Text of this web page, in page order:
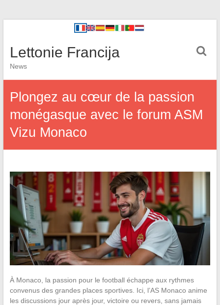
Lettonie Francija
News
Plongez au cœur de la passion
monégasque avec le forum ASM
Vizu Monaco
À Monaco, la passion pour le football échappe aux rythmes
convenus des grandes places sportives. Ici, l’AS Monaco anime
les discussions jour après jour, victoire ou revers, sans jamais